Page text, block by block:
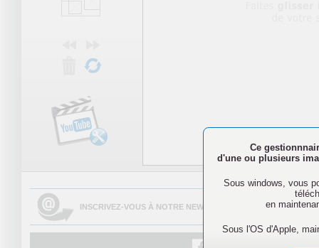
N'oubliez
INSCRIVEZ-VOUS À NOTRE NEWSLETTER AFIN DE
Ce
d'une ou plusieurs
Sous windows, vous
en
Sous l'OS d'Apple,